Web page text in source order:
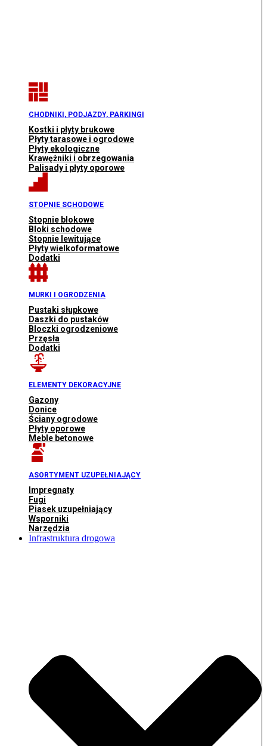
CHODNIKI, PODJAZDY, PARKINGI
Kostki i płyty brukowe
Płyty tarasowe i ogrodowe
Płyty ekologiczne
Krawężniki i obrzegowania
Palisady i płyty oporowe
STOPNIE SCHODOWE
Stopnie blokowe
Bloki schodowe
Stopnie lewitujące
Płyty wielkoformatowe
Dodatki
MURKI I OGRODZENIA
Pustaki słupkowe
Daszki do pustaków
Bloczki ogrodzeniowe
Przęsła
Dodatki
ELEMENTY DEKORACYJNE
Gazony
Donice
Ściany ogrodowe
Płyty oporowe
Meble betonowe
ASORTYMENT UZUPEŁNIAJĄCY
Impregnaty
Fugi
Piasek uzupełniający
Wsporniki
Narzędzia
Infrastruktura drogowa